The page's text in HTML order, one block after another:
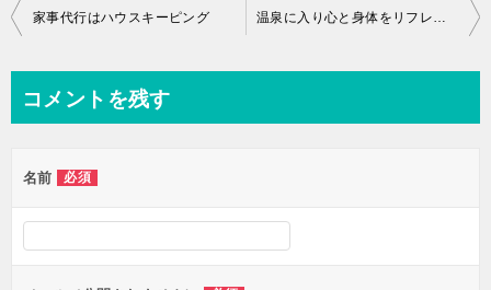
投
ビ
ー
シ
ョ
家事代行はハウスキーピング
コメントを残す
名前 必須